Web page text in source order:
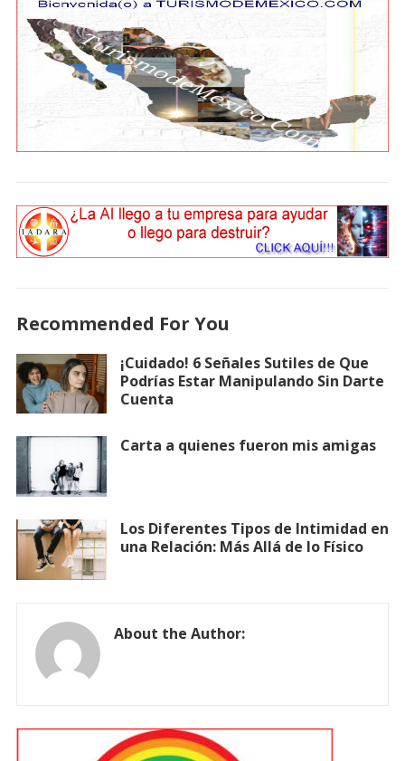
Recommended For You
¡Cuidado! 6 Señales Sutiles de Que
Podrías Estar Manipulando Sin Darte
Cuenta
Carta a quienes fueron mis amigas
Los Diferentes Tipos de Intimidad en
una Relación: Más Allá de lo Físico
About the Author: